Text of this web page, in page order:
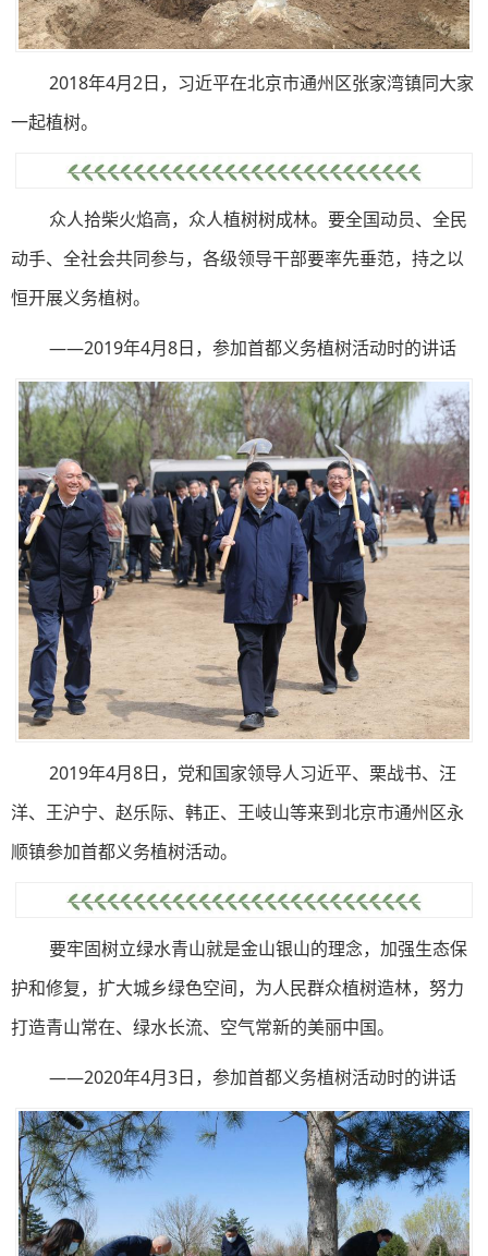
2018年4月2日，习近平在北京市通州区张家湾镇同大家
一起植树。
众人拾柴火焰高，众人植树树成林。要全国动员、全民
动手、全社会共同参与，各级领导干部要率先垂范，持之以
恒开展义务植树。
——2019年4月8日，参加首都义务植树活动时的讲话
2019年4月8日，党和国家领导人习近平、栗战书、汪
洋、王沪宁、赵乐际、韩正、王岐山等来到北京市通州区永
顺镇参加首都义务植树活动。
要牢固树立绿水青山就是金山银山的理念，加强生态保
护和修复，扩大城乡绿色空间，为人民群众植树造林，努力
打造青山常在、绿水长流、空气常新的美丽中国。
——2020年4月3日，参加首都义务植树活动时的讲话